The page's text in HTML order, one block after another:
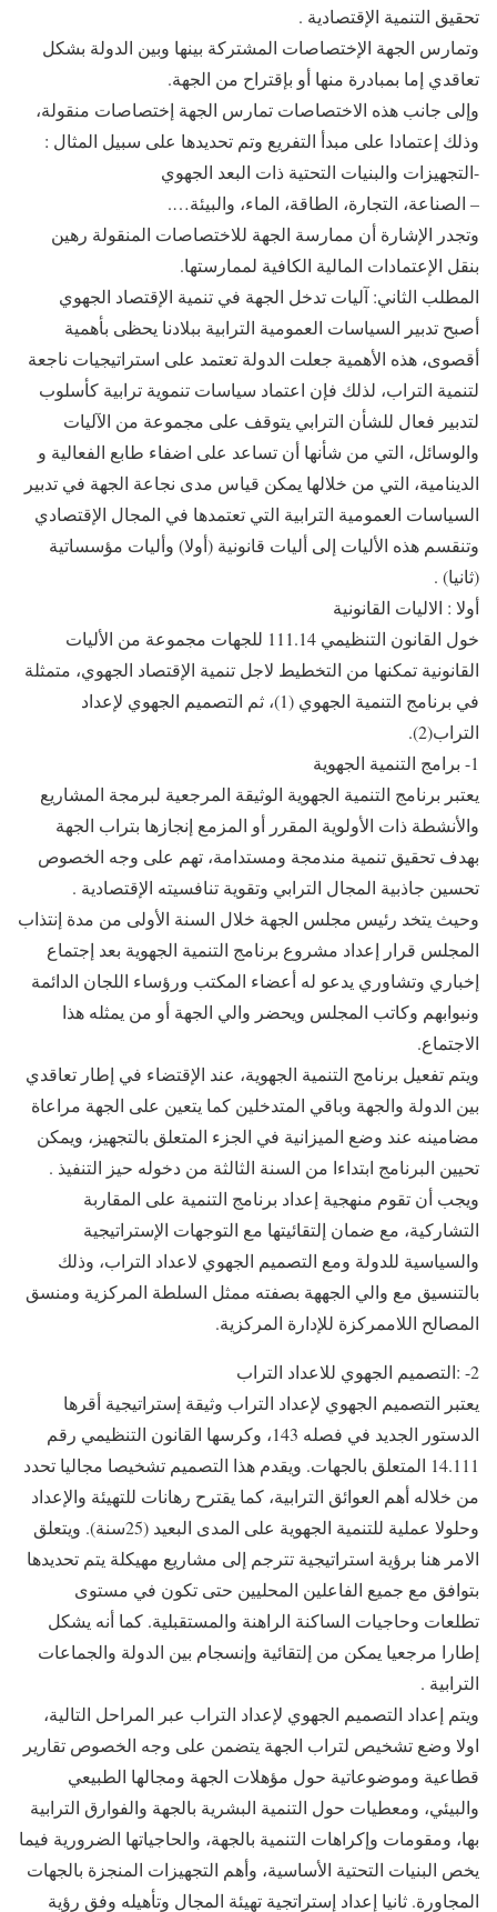
تحقيق التنمية الإقتصادية .
وتمارس الجهة الإختصاصات المشتركة بينها وبين الدولة بشكل
تعاقدي إما بمبادرة منها أو بإقتراح من الجهة.
وإلى جانب هذه الاختصاصات تمارس الجهة إختصاصات منقولة،
وذلك إعتمادا على مبدأ التفريع وتم تحديدها على سبيل المثال :
-التجهيزات والبنيات التحتية ذات البعد الجهوي
– الصناعة، التجارة، الطاقة، الماء، والبيئة….
وتجدر الإشارة أن ممارسة الجهة للاختصاصات المنقولة رهين
بنقل الإعتمادات المالية الكافية لممارستها.
المطلب الثاني: آليات تدخل الجهة في تنمية الإقتصاد الجهوي
أصبح تدبير السياسات العمومية الترابية ببلادنا يحظى بأهمية
أقصوى، هذه الأهمية جعلت الدولة تعتمد على استراتيجيات ناجعة
لتنمية التراب، لذلك فإن اعتماد سياسات تنموية ترابية كأسلوب
لتدبير فعال للشأن الترابي يتوقف على مجموعة من الآليات
والوسائل، التي من شأنها أن تساعد على اضفاء طابع الفعالية و
الدينامية، التي من خلالها يمكن قياس مدى نجاعة الجهة في تدبير
السياسات العمومية الترابية التي تعتمدها في المجال الإقتصادي
وتنقسم هذه الأليات إلى أليات قانونية (أولا) وأليات مؤسساتية
(ثانيا) .
أولا : الاليات القانونية
خول القانون التنظيمي 111.14 للجهات مجموعة من الأليات
القانونية تمكنها من التخطيط لاجل تنمية الإقتصاد الجهوي، متمثلة
في برنامج التنمية الجهوي (1)، ثم التصميم الجهوي لإعداد
التراب(2).
1- برامج التنمية الجهوية
يعتبر برنامج التنمية الجهوية الوثيقة المرجعية لبرمجة المشاريع
والأنشطة ذات الأولوية المقرر أو المزمع إنجازها بتراب الجهة
بهدف تحقيق تنمية مندمجة ومستدامة، تهم على وجه الخصوص
تحسين جاذبية المجال الترابي وتقوية تنافسيته الإقتصادية .
وحيث يتخد رئيس مجلس الجهة خلال السنة الأولى من مدة إنتذاب
المجلس قرار إعداد مشروع برنامج التنمية الجهوية بعد إجتماع
إخباري وتشاوري يدعو له أعضاء المكتب ورؤساء اللجان الدائمة
ونبوابهم وكاتب المجلس ويحضر والي الجهة أو من يمثله هذا
الاجتماع.
ويتم تفعيل برنامج التنمية الجهوية، عند الإقتضاء في إطار تعاقدي
بين الدولة والجهة وباقي المتدخلين كما يتعين على الجهة مراعاة
مضامينه عند وضع الميزانية في الجزء المتعلق بالتجهيز، ويمكن
تحيين البرنامج ابتداءا من السنة الثالثة من دخوله حيز التنفيذ .
ويجب أن تقوم منهجية إعداد برنامج التنمية على المقاربة
التشاركية، مع ضمان إلتقائيتها مع التوجهات الإستراتيجية
والسياسية للدولة ومع التصميم الجهوي لاعداد التراب، وذلك
بالتنسيق مع والي الجههة بصفته ممثل السلطة المركزية ومنسق
المصالح اللاممركزة للإدارة المركزية.
2- :التصميم الجهوي للاعداد التراب
يعتبر التصميم الجهوي لإعداد التراب وثيقة إستراتيجية أقرها
الدستور الجديد في فصله 143، وكرسها القانون التنظيمي رقم
14.111 المتعلق بالجهات. ويقدم هذا التصميم تشخيصا مجاليا تحدد
من خلاله أهم العوائق الترابية، كما يقترح رهانات للتهيئة والإعداد
وحلولا عملية للتنمية الجهوية على المدى البعيد (25سنة). ويتعلق
الامر هنا برؤية استراتيجية تترجم إلى مشاريع مهيكلة يتم تحديدها
بتوافق مع جميع الفاعلين المحليين حتى تكون في مستوى
تطلعات وحاجيات الساكنة الراهنة والمستقبلية. كما أنه يشكل
إطارا مرجعيا يمكن من إلتقائية وإنسجام بين الدولة والجماعات
الترابية .
ويتم إعداد التصميم الجهوي لإعداد التراب عبر المراحل التالية،
اولا وضع تشخيص لتراب الجهة يتضمن على وجه الخصوص تقارير
قطاعية وموضوعاتية حول مؤهلات الجهة ومجالها الطبيعي
والبيئي، ومعطيات حول التنمية البشرية بالجهة والفوارق الترابية
بها، ومقومات وإكراهات التنمية بالجهة، والحاجياتها الضرورية فيما
يخص البنيات التحتية الأساسية، وأهم التجهيزات المنجزة بالجهات
المجاورة. ثانيا إعداد إستراتجية تهيئة المجال وتأهيله وفق رؤية